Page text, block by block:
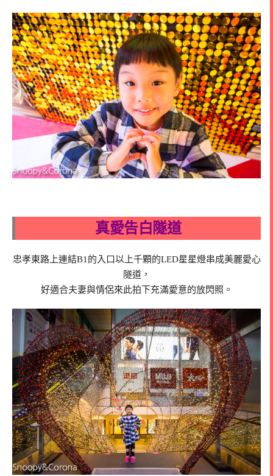
真愛告白隧道
忠孝東路上連結B1的入口以上千顆的LED星星燈串成美麗愛心
隧道，
好適合夫妻與情侶來此拍下充滿愛意的放閃照。